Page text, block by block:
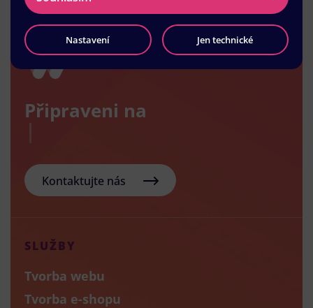
Připraveni na
Kontaktujte nás
SLUŽBY
Tvorba webu
Tvorba e-shopu
Nastavení Jen technické